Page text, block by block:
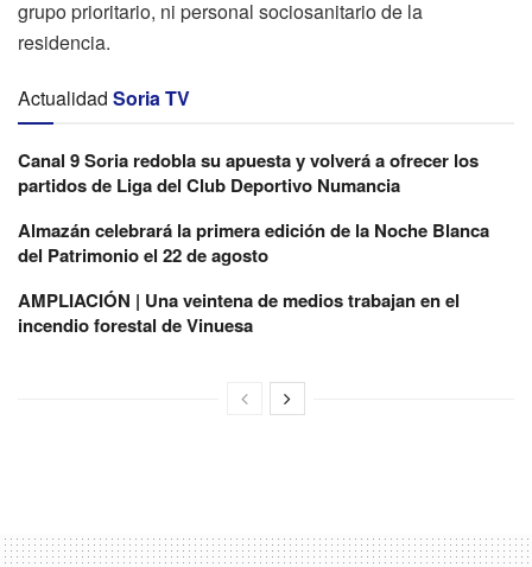
grupo prioritario, ni personal sociosanitario de la
residencia.
Actualidad Soria TV
Canal 9 Soria redobla su apuesta y volverá a ofrecer los
partidos de Liga del Club Deportivo Numancia
Almazán celebrará la primera edición de la Noche Blanca
del Patrimonio el 22 de agosto
AMPLIACIÓN | Una veintena de medios trabajan en el
incendio forestal de Vinuesa